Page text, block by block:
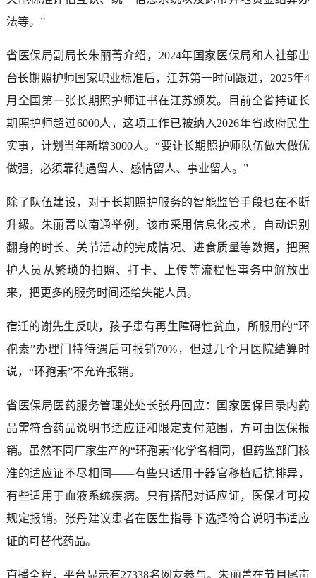
法等。”
省医保局副局长朱丽菁介绍，2024年国家医保局和人社部出
台长期照护师国家职业标准后，江苏第一时间跟进，2025年4
月全国第一张长期照护师证书在江苏颁发。目前全省持证长
期照护师超过6000人，这项工作已被纳入2026年省政府民生
实事，计划当年新增3000人。“要让长期照护师队伍做大做优
做强，必须靠待遇留人、感情留人、事业留人。”
除了队伍建设，对于长期照护服务的智能监管手段也在不断
升级。朱丽菁以南通举例，该市采用信息化技术，自动识别
翻身的时长、关节活动的完成情况、进食质量等数据，把照
护人员从繁琐的拍照、打卡、上传等流程性事务中解放出
来，把更多的服务时间还给失能人员。
宿迁的谢先生反映，孩子患有再生障碍性贫血，所服用的“环
孢素”办理门特待遇后可报销70%，但过几个月医院结算时
说，“环孢素”不允许报销。
省医保局医药服务管理处处长张丹回应：国家医保目录内药
品需符合药品说明书适应证和限定支付范围，方可由医保报
销。虽然不同厂家生产的“环孢素”化学名相同，但药监部门核
准的适应证不尽相同——有些只适用于器官移植后抗排异，
有些适用于血液系统疾病。只有搭配对适应证，医保才可按
规定报销。张丹建议患者在医生指导下选择符合说明书适应
证的可替代药品。
直播全程，平台显示有27338名网友参与。朱丽菁在节目尾声